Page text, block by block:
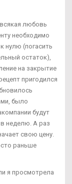
любовь
необходимо
нулю (погасить
остаток),
на закрытие
пригодился
было
будут
в неделю. А раз
свою цену.
раньше
я просмотрела